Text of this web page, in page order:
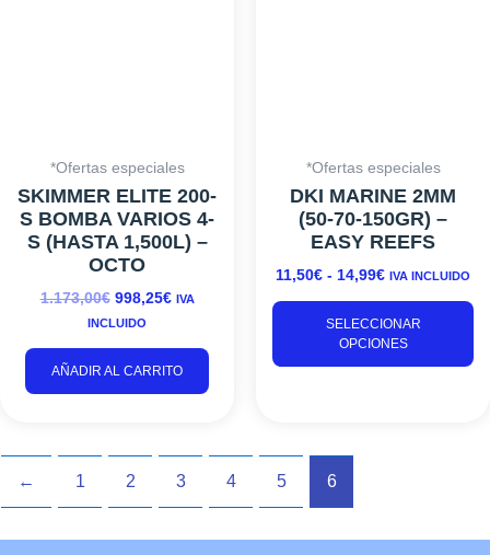
*Ofertas especiales
SKIMMER ELITE 200-
S BOMBA VARIOS 4-
S (HASTA 1,500L) –
OCTO
1.173,00€ 998,25€ IVA
INCLUIDO
AÑADIR AL CARRITO
*Ofertas especiales
DKI MARINE 2MM
(50-70-150GR) –
EASY REEFS
11,50€ - 14,99€ IVA INCLUIDO
SELECCIONAR
OPCIONES
← 1 2 3 4 5 6